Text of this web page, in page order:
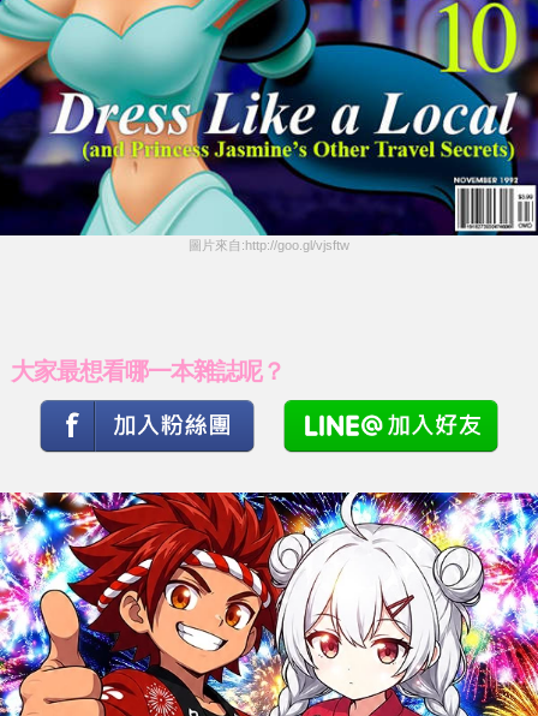
圖片來自:http://goo.gl/vjsftw
大家最想看哪一本雜誌呢？